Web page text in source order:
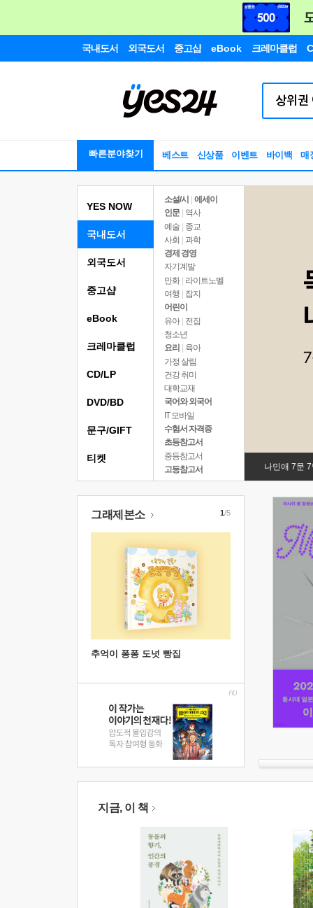
국내도서 외국도서 중고샵 eBook 크레마클럽
빠른분야찾기 베스트 신상품 이벤트 바이백 매
YES NOW
국내도서
소설/시
에세이
인문
역사
예술 | 종교
사회 | 과학
경제 경영
자기계발
만화 | 라이트노벨
여행
잡지
어린이
유아 | 전집
청소년
요리
육아
가정 살림
건강 취미
대학교재
국어와 외국어
IT 모바일
수험서 자격증
초등참고서
중등참고서
고등참고서
나민애 7문
외국도서
중고샵
eBook
크레마클럽
CD/LP
DVD/BD
문구/GIFT
티켓
그래제본소
추억이 퐁퐁 도넛 빵집
1/5
지금, 이 책